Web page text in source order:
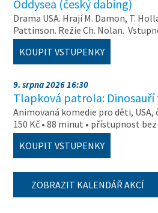
Oddysea (český dabing)
Drama USA. Hrají M. Damon, T.
Pattinson. Režie Ch. Nolan.
KOUPIT VSTUPENKY
9. srpna 2026 16:30
Tlapková patrola:
Animovaná komedie pro děti, USA,
150 Kč • 88 minut • přístupnost
KOUPIT VSTUPENKY
ZOBRAZIT KALENDÁŘ AKCÍ